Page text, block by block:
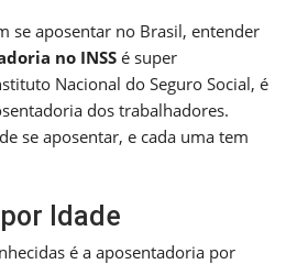
se aposentar no Brasil, entender
no INSS é super
Nacional do Seguro Social, é
dos trabalhadores.
se aposentar, e cada uma tem
Idade
é a aposentadoria por